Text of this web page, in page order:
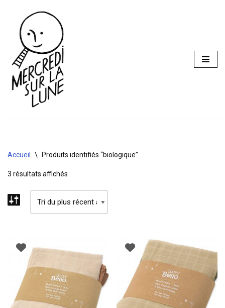
Aller
contenu
Accueil \ Produits identifiés “biologique”
3 résultats affichés